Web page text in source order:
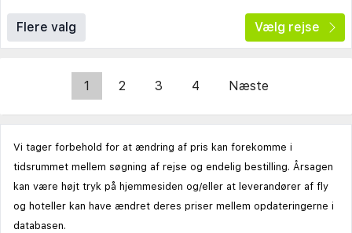
Flere valg Vælg rejse
1 2 3 4 Næste
Vi tager forbehold for at ændring af pris kan forekomme i
tidsrummet mellem søgning af rejse og endelig bestilling. Årsagen
kan være højt tryk på hjemmesiden og/eller at leverandører af fly
og hoteller kan have ændret deres priser mellem opdateringerne i
databasen.